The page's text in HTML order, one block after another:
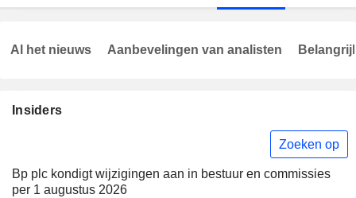
Insiders
Zoeken op
Bp plc kondigt wijzigingen aan in bestuur en commissies
per 1 augustus 2026
Al het nieuws Aanbevelingen van analisten